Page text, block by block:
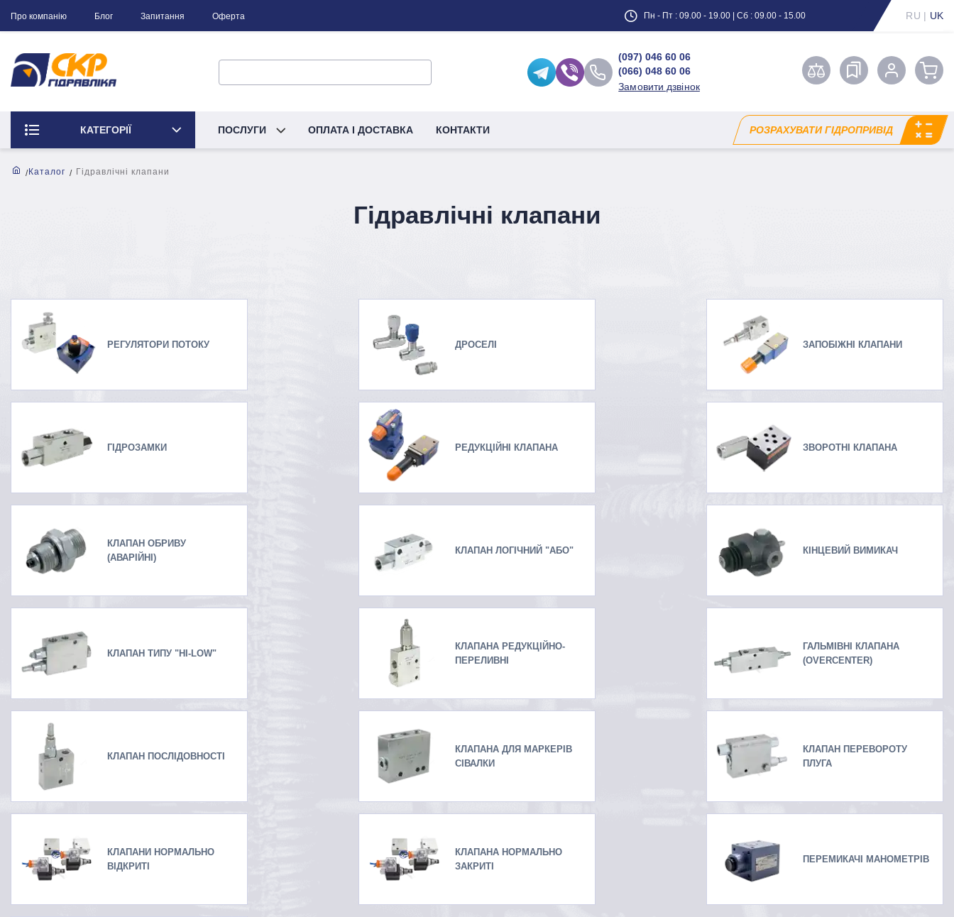
Про компанію Блог Запитання Оферта Пн - Пт : 09.00 - 19.00 | Сб : 09.00 - 15.00 RU | UK
(097) 046 60 06
(066) 048 60 06
Замовити дзвінок
КАТЕГОРІЇ ПОСЛУГИ ОПЛАТА І ДОСТАВКА КОНТАКТИ РОЗРАХУВАТИ ГІДРОПРИВІД
Каталог Гідравлічні клапани
Гідравлічні клапани
РЕГУЛЯТОРИ ПОТОКУ ДРОСЕЛІ ЗАПОБІЖНІ КЛАПАНИ
ГІДРОЗАМКИ РЕДУКЦІЙНІ КЛАПАНА ЗВОРОТНІ КЛАПАНА
КЛАПАН ОБРИВУ
(АВАРІЙНІ)
КЛАПАН ЛОГІЧНИЙ "АБО" КІНЦЕВИЙ ВИМИКАЧ
КЛАПАН ТИПУ "HI-LOW"
КЛАПАНА РЕДУКЦІЙНО-
ПЕРЕЛИВНІ
ГАЛЬМІВНІ КЛАПАНА
(OVERCENTER)
КЛАПАН ПОСЛІДОВНОСТІ
КЛАПАНА ДЛЯ МАРКЕРІВ
СІВАЛКИ
КЛАПАН ПЕРЕВОРОТУ
ПЛУГА
КЛАПАНИ НОРМАЛЬНО
ВІДКРИТІ
КЛАПАНА НОРМАЛЬНО
ЗАКРИТІ
ПЕРЕМИКАЧІ МАНОМЕТРІВ